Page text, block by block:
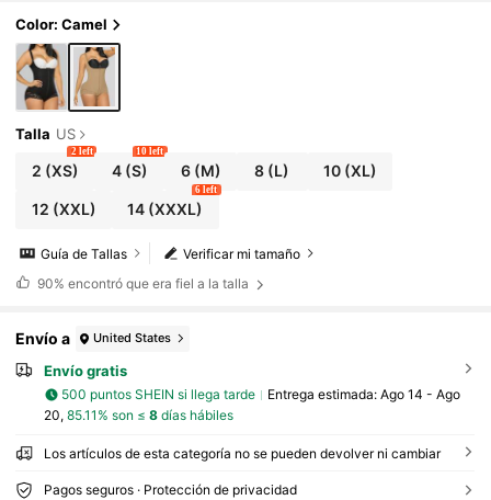
Color: Camel
Talla US
2 (XS)
2 left
4(S)
10 left
6(M) 8 (L) 10(XL)
12 (XXL) 14 (XXXL)
6 left
Verificar mi tamaño
Guía de Tallas
90% encontró que era fiel a la talla
Envío a United States
Envío gratis
500 puntos SHEIN si llega tarde Entrega estimada: Ago 14 - Ago
20, 85.11% son ≤ 8días hábiles
Los artículos de esta categoría no se pueden devolver ni cambiar
Pagos seguros · Protección de privacidad